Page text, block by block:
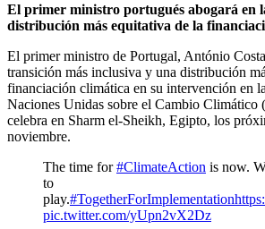
El primer ministro portugués abogará en
distribución más equitativa de la
El primer ministro de Portugal, António
transición más inclusiva y una distribución
financiación climática en su intervención en
Naciones Unidas sobre el Cambio Climático
celebra en Sharm el-Sheikh, Egipto, los
noviembre.
The time for#ClimateAction is now.
to
play.#TogetherForImplementation
pic.twitter.com/yUpn2vX2Dz